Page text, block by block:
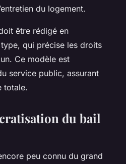
du logement.
être rédigé en
qui précise les droits
Ce modèle est
service public, assurant
totale.
du bail
peu connu du grand